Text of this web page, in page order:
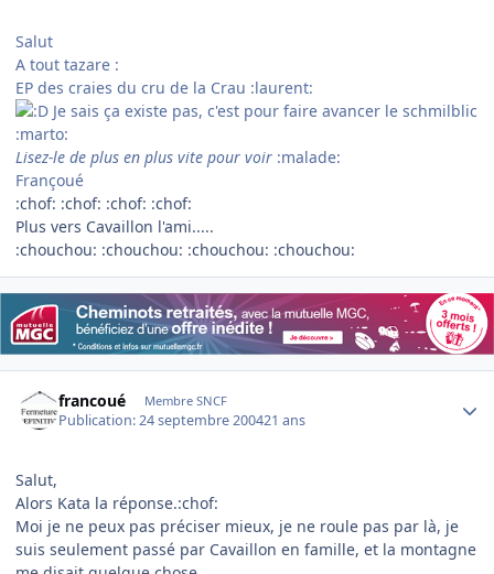
Salut
A tout tazare :
EP des craies du cru de la Crau :laurent:
Je sais ça existe pas, c'est pour faire avancer le schmilblic
:marto:
Lisez-le de plus en plus vite pour voir :malade:
Françoué
:chof: :chof: :chof: :chof:
Plus vers Cavaillon l'ami.....
:chouchou: :chouchou: :chouchou: :chouchou:
francoué Membre SNCF
Publication:24 septembre 200421 ans
Salut,
Alors Kata la réponse.:chof:
Moi je ne peux pas préciser mieux, je ne roule pas par là, je
suis seulement passé par Cavaillon en famille, et la montagne